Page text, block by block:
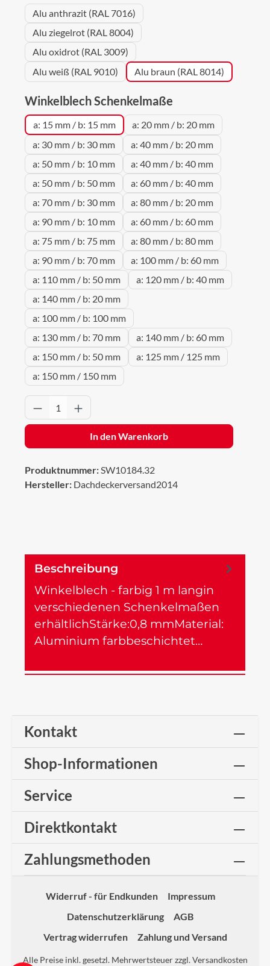
Alu anthrazit (RAL 7016)
Alu ziegelrot (RAL 8004)
Alu oxidrot (RAL 3009)
Alu weiß (RAL 9010)
Alu braun (RAL 8014)
Winkelblech Schenkelmaße
a: 15 mm / b: 15 mm
a: 20 mm / b: 20 mm
a: 30 mm / b: 30 mm
a: 40 mm / b: 20 mm
a: 50 mm / b: 10 mm
a: 40 mm / b: 40 mm
a: 50 mm / b: 50 mm
a: 60 mm / b: 40 mm
a: 70 mm / b: 30 mm
a: 80 mm / b: 20 mm
a: 90 mm / b: 10 mm
a: 60 mm / b: 60 mm
a: 75 mm / b: 75 mm
a: 80 mm / b: 80 mm
a: 90 mm / b: 70 mm
a: 100 mm / b: 60 mm
a: 110 mm / b: 50 mm
a: 120 mm / b: 40 mm
a: 140 mm / b: 20 mm
a: 100 mm / b: 100 mm
a: 130 mm / b: 70 mm
a: 140 mm / b: 60 mm
a: 150 mm / b: 50 mm
a: 125 mm / 125 mm
a: 150 mm / 150 mm
Produkt Anzahl: Gib den gewünschten
In den Warenkorb
Produktnummer:SW10184.32
Hersteller: Dachdeckerversand2014
Beschreibung
Winkelblech - farbig 1 m langin
verschiedenen Schenkelmaßen
erhältlichStärke:0,8 mmMaterial:
Aluminium farbbeschichtet…
Kontakt
Shop-Informationen
Service
Direktkontakt
Zahlungsmethoden
Widerruf - für Endkunden
Impressum
Datenschutzerklärung
AGB
Vertrag widerrufen
Zahlung und Versand
Alle Preise inkl. gesetzl. Mehrwertsteuer zzgl.Versandkosten